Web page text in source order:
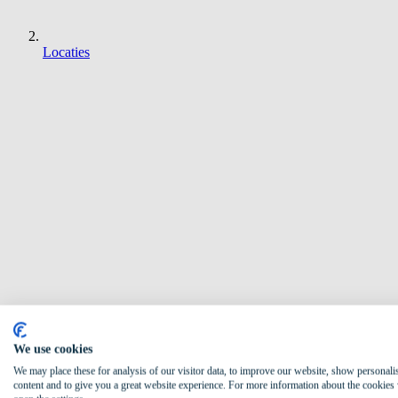
Locaties
We use cookies
We may place these for analysis of our visitor data, to improve our website, show
content and to give you a great website experience. For more information about the cookies